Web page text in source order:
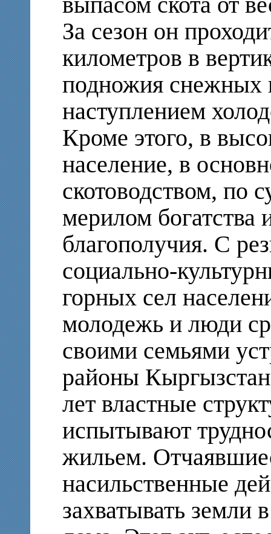
За сезон он
километров в
подножия снежных
наступлением
Кроме этого, в
население, в
скотоводством, по
мерилом богатства
благополучия. С
социально-
горных сел
молодежь и люди
своими семьями
районы
лет властные
испытывают
жильем.
насильственные
захватывать земли